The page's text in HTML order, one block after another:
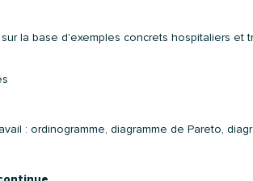
la base d'exemples concrets hospitaliers et
: ordinogramme, diagramme de Pareto,